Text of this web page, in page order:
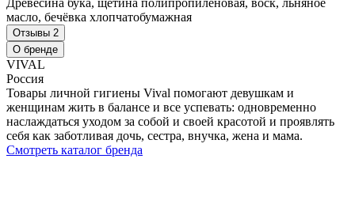
Древесина бука, щетина полипропиленовая, воск, льняное
масло, бечёвка хлопчатобумажная
Отзывы 2
О бренде
VIVAL
Россия
Товары личной гигиены Vival помогают девушкам и
женщинам жить в балансе и все успевать: одновременно
наслаждаться уходом за собой и своей красотой и проявлять
себя как заботливая дочь, сестра, внучка, жена и мама.
Смотреть каталог бренда